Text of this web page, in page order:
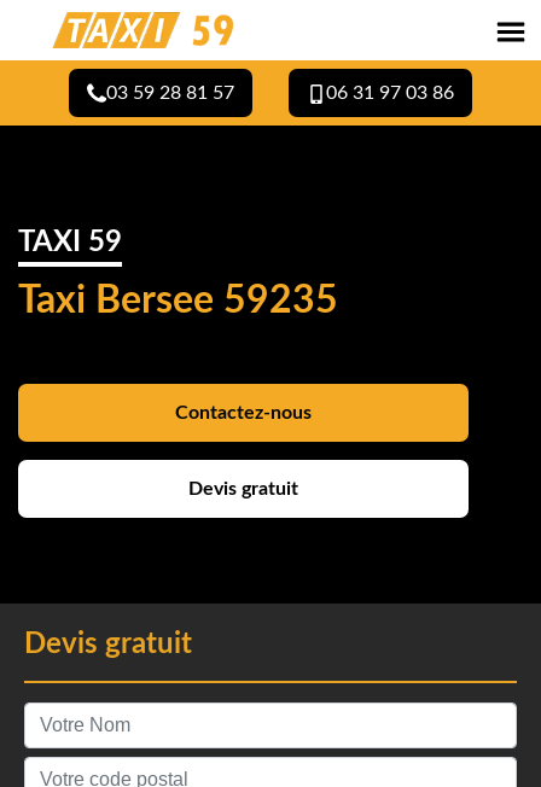
03 59 28 81 57 06 31 97 03 86
TAXI 59
Taxi Bersee 59235
Contactez-nous
Devis gratuit
Devis gratuit